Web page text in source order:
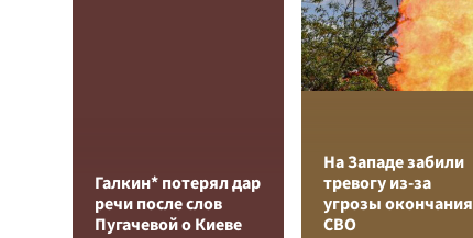
Галкин* потерял дар
речи после слов
Пугачевой о Киеве
На Западе забили
тревогу из-за
угрозы окончания
СВО